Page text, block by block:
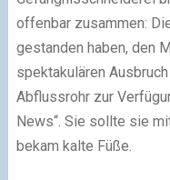
offenbar zusammen:
gestanden haben, den
spektakulären
Abflussrohr zur
News“. Sie sollte sie
bekam kalte Füße.